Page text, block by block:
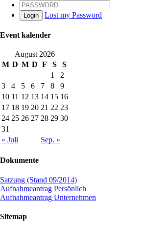
Login Lost my Password
Event kalender
August 2026
M D M D F S
S
1
2
3
4 5 6 7 8
9
10 11 12 13 14 15 16
17 18 19 20 21 22 23
24 25 26 27 28 29 30
31
« Juli
Sep. »
Dokumente
Satzung (Stand 09/2014)
Aufnahmeantrag Persönlich
Aufnahmeantrag Unternehmen
Sitemap